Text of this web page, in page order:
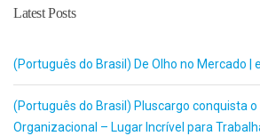
Latest Posts
(Português do Brasil) De Olho no Mercado |
(Português do Brasil) Pluscargo conquista o
Organizacional – Lugar Incrível para